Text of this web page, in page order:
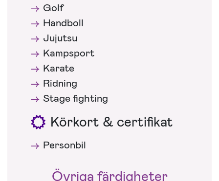
Golf
Handboll
Jujutsu
Kampsport
Karate
Ridning
Stage fighting
Körkort & certifikat
Personbil
Övriga färdigheter